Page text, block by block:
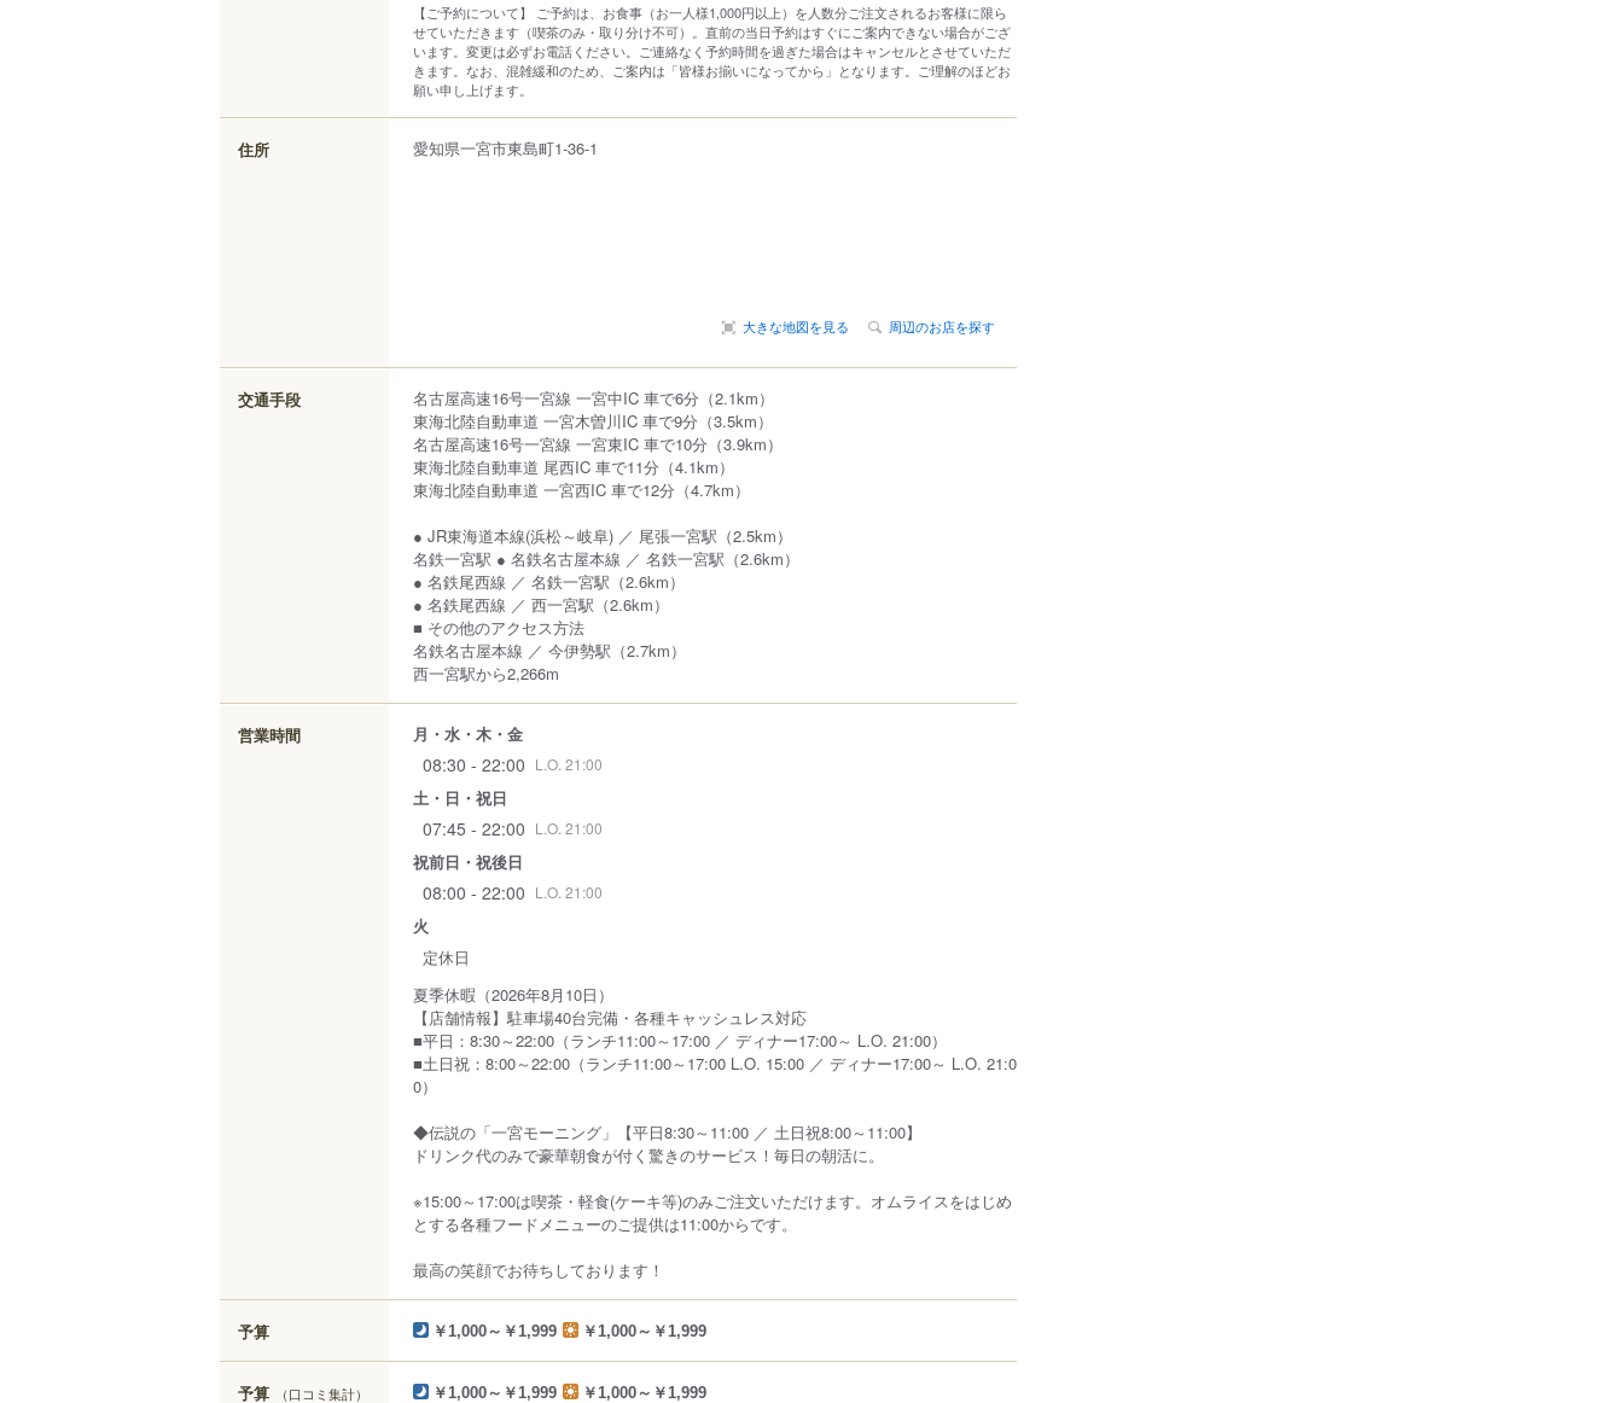
【ご予約について】 ご予約は、お食事（お一人様1,000円以上）を人数分ご注文されるお客様に限ら
せていただきます（喫茶のみ・取り分け不可）。直前の当日予約はすぐにご案内できない場合がござ
います。変更は必ずお電話ください。ご連絡なく予約時間を過ぎた場合はキャンセルとさせていただ
きます。なお、混雑緩和のため、ご案内は「皆様お揃いになってから」となります。ご理解のほどお
願い申し上げます。
住所 愛知県一宮市東島町1-36-1
大きな地図を見る 周辺のお店を探す
交通手段
名古屋高速16号一宮線 一宮中IC 車で6分（2.1km）
東海北陸自動車道 一宮木曽川IC 車で9分（3.5km）
名古屋高速16号一宮線 一宮東IC 車で10分（3.9km）
東海北陸自動車道 尾西IC 車で11分（4.1km）
東海北陸自動車道 一宮西IC 車で12分（4.7km）
● JR東海道本線(浜松～岐阜) ／ 尾張一宮駅（2.5km）
名鉄一宮駅 ● 名鉄名古屋本線 ／ 名鉄一宮駅（2.6km）
● 名鉄尾西線 ／ 名鉄一宮駅（2.6km）
● 名鉄尾西線 ／ 西一宮駅（2.6km）
■ その他のアクセス方法
名鉄名古屋本線 ／ 今伊勢駅（2.7km）
西一宮駅から2,266m
営業時間 月・水・木・金
08:30 - 22:00 L.O. 21:00
土・日・祝日
07:45 - 22:00 L.O. 21:00
祝前日・祝後日
08:00 - 22:00 L.O. 21:00
火
定休日
夏季休暇（2026年8月10日）
【店舗情報】駐車場40台完備・各種キャッシュレス対応
■平日：8:30～22:00（ランチ11:00～17:00 ／ ディナー17:00～ L.O. 21:00）
■土日祝：8:00～22:00（ランチ11:00～17:00 L.O. 15:00 ／ ディナー17:00～ L.O. 21:0
0）
◆伝説の「一宮モーニング」【平日8:30～11:00 ／ 土日祝8:00～11:00】
ドリンク代のみで豪華朝食が付く驚きのサービス！毎日の朝活に。
※15:00～17:00は喫茶・軽食(ケーキ等)のみご注文いただけます。オムライスをはじめ
とする各種フードメニューのご提供は11:00からです。
最高の笑顔でお待ちしております！
予算 ￥1,000～￥1,999 ￥1,000～￥1,999
予算 （口コミ集計） ￥1,000～￥1,999 ￥1,000～￥1,999